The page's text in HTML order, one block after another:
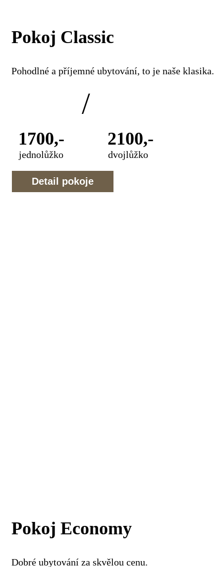
Pokoj Classic
Pohodlné a příjemné ubytování, to je naše klasika.
1700,-
jednolůžko
/
2100,-
dvojlůžko
Detail pokoje
Pokoj Economy
Dobré ubytování za skvělou cenu.